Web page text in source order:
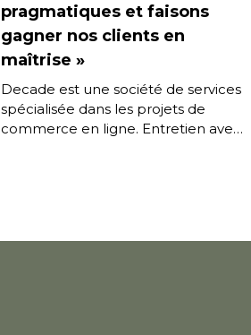
pragmatiques et faisons
gagner nos clients en
maîtrise »
Decade est une société de services
spécialisée dans les projets de
commerce en ligne. Entretien avec